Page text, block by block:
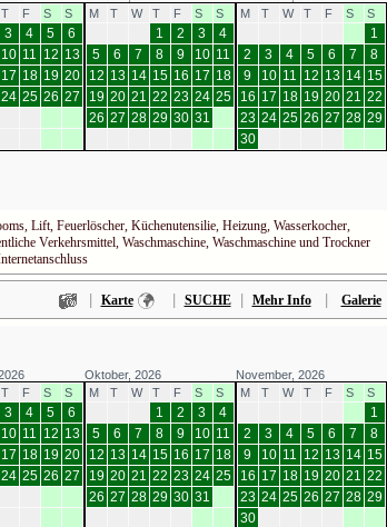
T F S S
3 4 5
6
10 11 12 13
17 18 19 20
24 25 26 27
M T W T F S S
1 2 3
4
5
6 7 8 9 10 11
12 13 14 15 16 17 18
19 20 21 22 23 24 25
26 27 28 29 30 31
M T W T F S S
1
2
3 4 5 6 7
8
9
10 11 12 13 14 15
16 17 18 19 20 21 22
23 24 25 26 27 28 29
30
Lift, Feuerlöscher, Küchenutensilie, Heizung, Wasserkocher,
Verkehrsmittel, Waschmaschine, Waschmaschine und Trockner
| Karte | SUCHE| Mehr Info| Galerie
Oktober, 2026
November, 2026
T F S S
3 4 5
6
10 11 12 13
17 18 19 20
24 25 26 27
M T W T F S S
1 2 3
4
5
6 7 8 9 10 11
12 13 14 15 16 17 18
19 20 21 22 23 24 25
26 27 28 29 30 31
M T W T F S S
1
2
3 4 5 6 7
8
9
10 11 12 13 14 15
16 17 18 19 20 21 22
23 24 25 26 27 28 29
30